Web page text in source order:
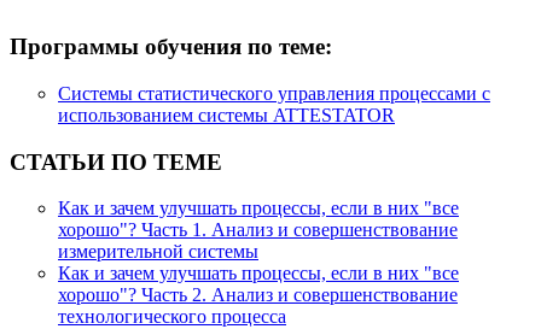
Программы обучения по теме:
Системы статистического управления процессами с
использованием системы ATTESTATOR
СТАТЬИ ПО ТЕМЕ
Как и зачем улучшать процессы, если в них "все
хорошо"? Часть 1. Анализ и совершенствование
измерительной системы
Как и зачем улучшать процессы, если в них "все
хорошо"? Часть 2. Анализ и совершенствование
технологического процесса